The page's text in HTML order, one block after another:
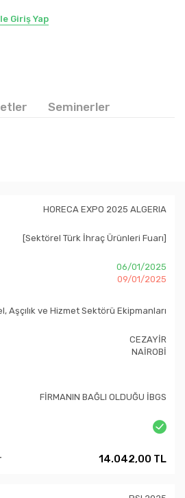
Giriş Yap
Seminerler
HORECA EXPO 2025 ALGERIA
[Sektörel Türk İhraç Ürünleri Fuarı]
06/01/2025
09/01/2025
Aşçılık ve Hizmet Sektörü Ekipmanları
CEZAYİR
NAİROBİ
FİRMANIN BAĞLI OLDUĞU İBGS
14.042,00 TL